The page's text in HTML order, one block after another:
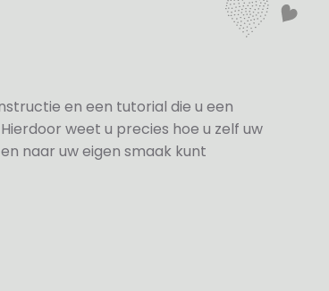
en een tutorial die u een
weet u precies hoe u zelf uw
naar uw eigen smaak kunt